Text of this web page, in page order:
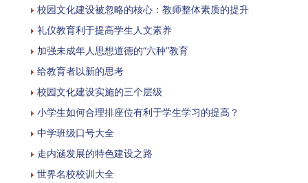
校园文化建设被忽略的核心：教师整体素质的提升
礼仪教育利于提高学生人文素养
加强未成年人思想道德的“六种”教育
给教育者以新的思考
校园文化建设实施的三个层级
小学生如何合理排座位有利于学生学习的提高？
中学班级口号大全
走内涵发展的特色建设之路
世界名校校训大全